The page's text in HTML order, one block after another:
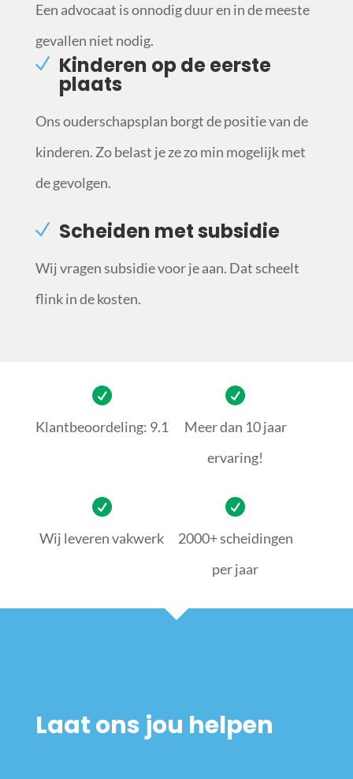
Een advocaat is onnodig duur en in de meeste
gevallen niet nodig.
Kinderen op de eerste
plaats
Ons ouderschapsplan borgt de positie van de
kinderen. Zo belast je ze zo min mogelijk met
de gevolgen.
Scheiden met subsidie
Wij vragen subsidie voor je aan. Dat scheelt
flink in de kosten.
Klantbeoordeling: 9.1
Meer dan 10 jaar
ervaring!
Wij leveren vakwerk
2000+ scheidingen
per jaar
Laat ons jou helpen